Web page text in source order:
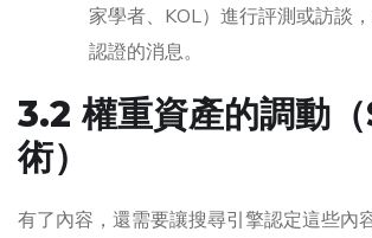
家學者、KOL）進行評測或訪談
認證的消息。
3.2 權重資產的調動
術）
有了內容，還需要讓搜尋引擎認定這些內